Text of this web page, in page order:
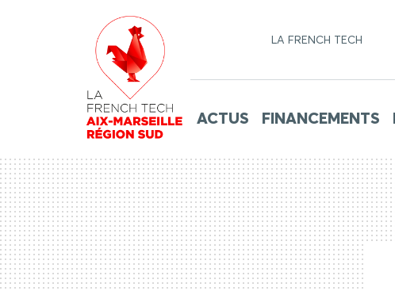
LA FRENCH TECH
ACTUS FINANCEMENTS